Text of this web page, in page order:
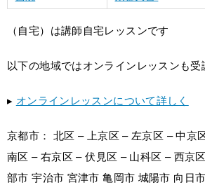
（自宅）は講師自宅レッスンです
以下の地域ではオンラインレッスンも受
▸ オンラインレッスンについて詳しく
京都市： 北区 – 上京区 – 左京区 – 中京
南区 – 右京区 – 伏見区 – 山科区 – 西京
部市 宇治市 宮津市 亀岡市 城陽市 向日